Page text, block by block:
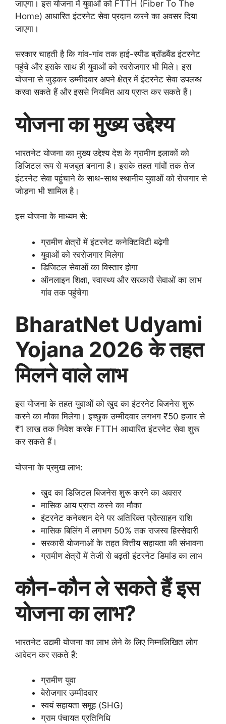
जाएगा। इस योजना में युवाओं को FTTH (Fiber To The
Home) आधारित इंटरनेट सेवा प्रदान करने का अवसर दिया
जाएगा।
सरकार चाहती है कि गांव-गांव तक हाई-स्पीड ब्रॉडबैंड इंटरनेट
पहुंचे और इसके साथ ही युवाओं को स्वरोजगार भी मिले। इस
योजना से जुड़कर उम्मीदवार अपने क्षेत्र में इंटरनेट सेवा उपलब्ध
करवा सकते हैं और इससे नियमित आय प्राप्त कर सकते हैं।
योजना का मुख्य उद्देश्य
भारतनेट योजना का मुख्य उद्देश्य देश के ग्रामीण इलाकों को
डिजिटल रूप से मजबूत बनाना है। इसके तहत गांवों तक तेज
इंटरनेट सेवा पहुंचाने के साथ-साथ स्थानीय युवाओं को रोजगार से
जोड़ना भी शामिल है।
इस योजना के माध्यम से:
ग्रामीण क्षेत्रों में इंटरनेट कनेक्टिविटी बढ़ेगी
युवाओं को स्वरोजगार मिलेगा
डिजिटल सेवाओं का विस्तार होगा
ऑनलाइन शिक्षा, स्वास्थ्य और सरकारी सेवाओं का लाभ
गांव तक पहुंचेगा
BharatNet Udyami
Yojana 2026 के तहत
मिलने वाले लाभ
इस योजना के तहत युवाओं को खुद का इंटरनेट बिजनेस शुरू
करने का मौका मिलेगा। इच्छुक उम्मीदवार लगभग ₹50 हजार से
₹1 लाख तक निवेश करके FTTH आधारित इंटरनेट सेवा शुरू
कर सकते हैं।
योजना के प्रमुख लाभ:
खुद का डिजिटल बिजनेस शुरू करने का अवसर
मासिक आय प्राप्त करने का मौका
इंटरनेट कनेक्शन देने पर अतिरिक्त प्रोत्साहन राशि
मासिक बिलिंग में लगभग 50% तक राजस्व हिस्सेदारी
सरकारी योजनाओं के तहत वित्तीय सहायता की संभावना
ग्रामीण क्षेत्रों में तेजी से बढ़ती इंटरनेट डिमांड का लाभ
कौन-कौन ले सकते हैं इस
योजना का लाभ?
भारतनेट उद्यमी योजना का लाभ लेने के लिए निम्नलिखित लोग
आवेदन कर सकते हैं:
ग्रामीण युवा
बेरोजगार उम्मीदवार
स्वयं सहायता समूह (SHG)
ग्राम पंचायत प्रतिनिधि